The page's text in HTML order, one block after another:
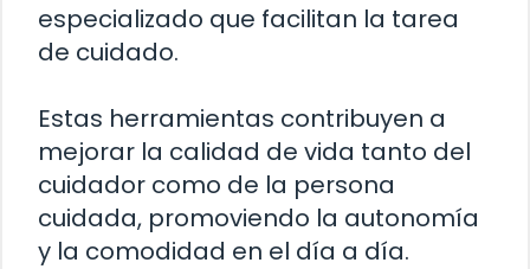
especializado que facilitan la tarea
de cuidado.
Estas herramientas contribuyen a
mejorar la calidad de vida tanto del
cuidador como de la persona
cuidada, promoviendo la autonomía
y la comodidad en el día a día.